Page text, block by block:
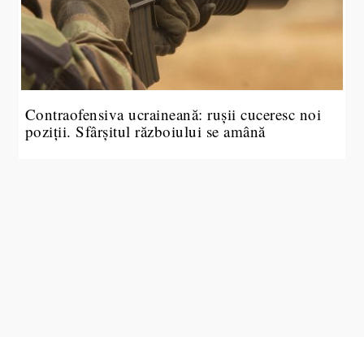
Contraofensiva ucraineană: rușii cuceresc noi
poziții. Sfârșitul războiului se amână